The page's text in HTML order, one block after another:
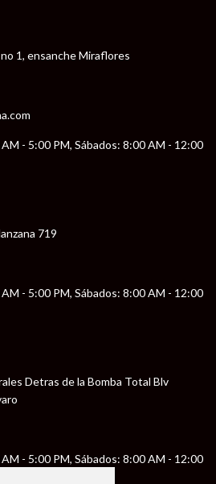
1, ensanche Miraflores
- 5:00 PM, Sábados: 8:00 AM - 12:00
719
- 5:00 PM, Sábados: 8:00 AM - 12:00
Detras de la Bomba Total Blv
- 5:00 PM, Sábados: 8:00 AM - 12:00